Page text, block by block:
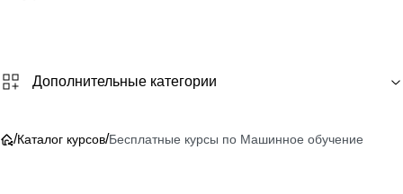
Дополнительные категории
/Каталог курсов/Бесплатные курсы по Машинное обучение